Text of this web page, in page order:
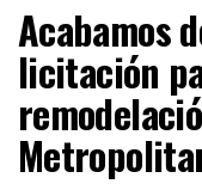
Acabamos
licitación